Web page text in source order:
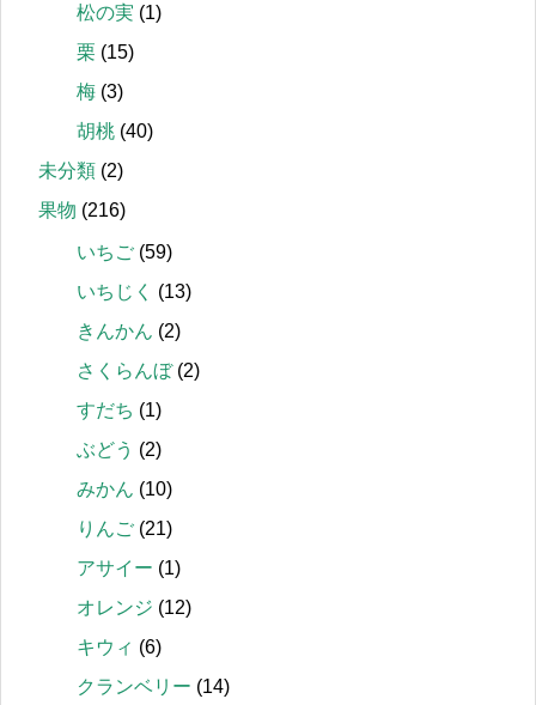
松の実 (1)
栗 (15)
梅 (3)
胡桃 (40)
未分類 (2)
果物 (216)
いちご (59)
いちじく
(13)
きんかん (2)
さくらんぼ(2)
すだち (1)
ぶどう (2)
みかん (10)
りんご (21)
アサイー (1)
オレンジ (12)
キウィ (6)
クランベリー (14)